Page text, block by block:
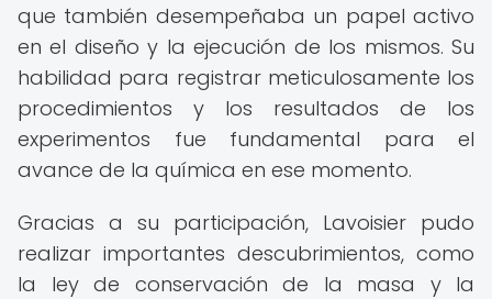
que también desempeñaba un papel activo
en el diseño y la ejecución de los mismos. Su
habilidad para registrar meticulosamente los
procedimientos y los resultados de los
experimentos fue fundamental para el
avance de la química en ese momento.
Gracias a su participación, Lavoisier pudo
realizar importantes descubrimientos, como
la ley de conservación de la masa y la